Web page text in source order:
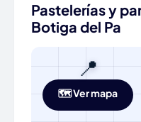
Pastelerías y
Botiga del Pa
📍
🗺️ Ver mapa